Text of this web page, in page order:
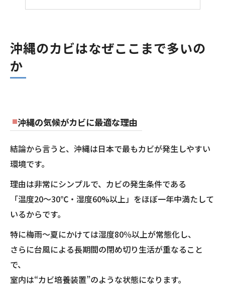
カビが発生した場合の正しい対処法
業者選びで失敗しないためのポイント
沖縄のカビはなぜここまで多いの
か
沖縄の気候がカビに最適な理由
結論から言うと、沖縄は日本で最もカビが発生しやすい
環境です。
理由は非常にシンプルで、カビの発生条件である
「温度20〜30℃・湿度60%以上」をほぼ一年中満たして
いるからです。
特に梅雨〜夏にかけては湿度80％以上が常態化し、
さらに台風による長期間の閉め切り生活が重なること
で、
室内は“カビ培養装置”のような状態になります。